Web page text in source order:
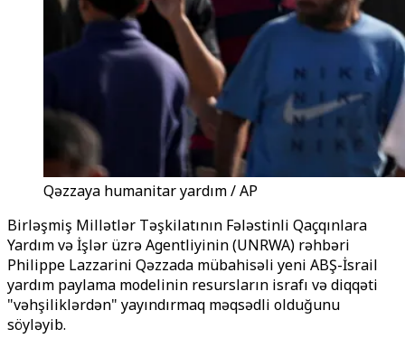
Qəzzaya humanitar yardım / AP
Birləşmiş Millətlər Təşkilatının Fələstinli Qaçqınlara
Yardım və İşlər üzrə Agentliyinin (UNRWA) rəhbəri
Philippe Lazzarini Qəzzada mübahisəli yeni ABŞ-İsrail
yardım paylama modelinin resursların israfı və diqqəti
"vəhşiliklərdən" yayındırmaq məqsədli olduğunu
söyləyib.